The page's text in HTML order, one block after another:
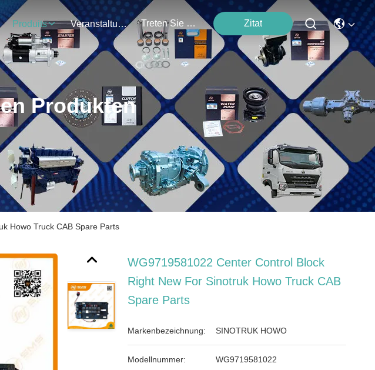
Produits Veranstaltungen Treten Sie Mit Uns In Verbindung Zitat
Produkten
Howo Truck CAB Spare Parts
WG9719581022 Center Control Block
Right New For Sinotruk Howo Truck CAB
Spare Parts
Markenbezeichnung: SINOTRUK HOWO
Modellnummer: WG9719581022